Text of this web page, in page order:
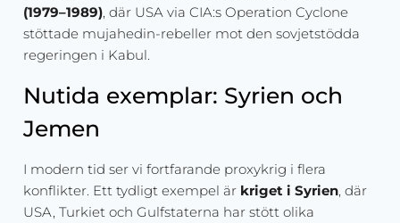
(1979–1989), där USA via CIA:s Operation Cyclone
stöttade mujahedin-rebeller mot den sovjetstödda
regeringen i Kabul.
Nutida exemplar: Syrien och
Jemen
I modern tid ser vi fortfarande proxykrig i flera
konflikter. Ett tydligt exempel är kriget i Syrien, där
USA, Turkiet och Gulfstaterna har stött olika